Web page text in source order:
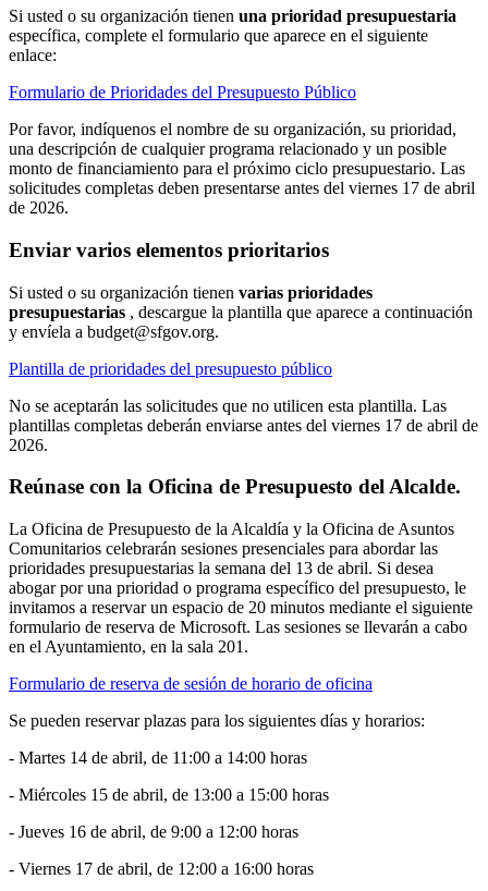
Si usted o su organización tienen una prioridad presupuestaria
específica, complete el formulario que aparece en el siguiente
enlace:
Formulario de Prioridades del Presupuesto Público
Por favor, indíquenos el nombre de su organización, su prioridad,
una descripción de cualquier programa relacionado y un posible
monto de financiamiento para el próximo ciclo presupuestario. Las
solicitudes completas deben presentarse antes del viernes 17 de abril
de 2026.
Enviar varios elementos prioritarios
Si usted o su organización tienen varias prioridades
presupuestarias , descargue la plantilla que aparece a continuación
y envíela a budget@sfgov.org.
Plantilla de prioridades del presupuesto público
No se aceptarán las solicitudes que no utilicen esta plantilla. Las
plantillas completas deberán enviarse antes del viernes 17 de abril de
2026.
Reúnase con la Oficina de Presupuesto del Alcalde.
La Oficina de Presupuesto de la Alcaldía y la Oficina de Asuntos
Comunitarios celebrarán sesiones presenciales para abordar las
prioridades presupuestarias la semana del 13 de abril. Si desea
abogar por una prioridad o programa específico del presupuesto, le
invitamos a reservar un espacio de 20 minutos mediante el siguiente
formulario de reserva de Microsoft. Las sesiones se llevarán a cabo
en el Ayuntamiento, en la sala 201.
Formulario de reserva de sesión de horario de oficina
Se pueden reservar plazas para los siguientes días y horarios:
- Martes 14 de abril, de 11:00 a 14:00 horas
- Miércoles 15 de abril, de 13:00 a 15:00 horas
- Jueves 16 de abril, de 9:00 a 12:00 horas
- Viernes 17 de abril, de 12:00 a 16:00 horas